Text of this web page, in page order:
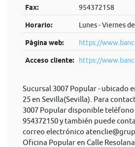
Fax: 954372158
Horario: Lunes - Viernes
Página web: https://
Acceso cliente: https://
Sucursal 3007 Popular - ubicado
25 en Sevilla(Sevilla). Para
3007 Popular disponible
954372150 y también puede
correo electrónico
Oficina Popular en Calle